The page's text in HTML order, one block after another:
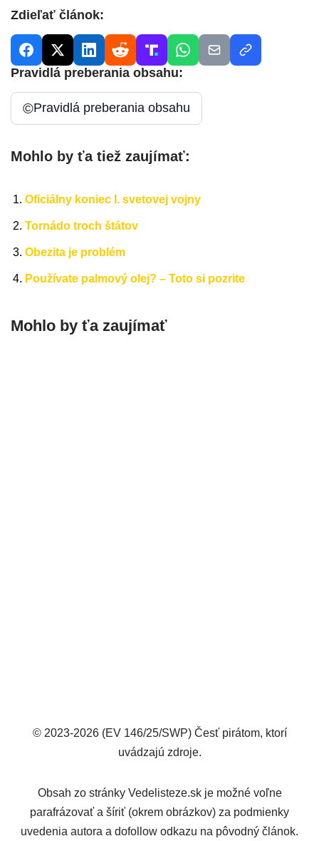
Zdieľať článok:
Pravidlá preberania obsahu:
©Pravidlá preberania obsahu
Mohlo by ťa tiež zaujímať:
Oficiálny koniec I. svetovej vojny
Tornádo troch štátov
Obezita je problém
Používate palmový olej? – Toto si pozrite
Mohlo by ťa zaujímať
© 2023-2026 (EV 146/25/SWP) Česť pirátom, ktorí
uvádzajú zdroje.
Obsah zo stránky Vedelisteze.sk je možné voľne
parafrázovať a šíriť (okrem obrázkov) za podmienky
uvedenia autora a dofollow odkazu na pôvodný článok.